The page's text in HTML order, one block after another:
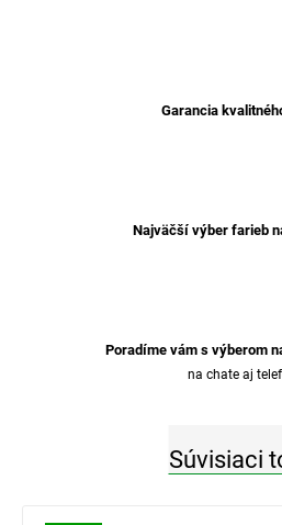
Garancia
Najväčší výber farieb
Poradíme vám s výberom
na chate aj
Súvisiaci